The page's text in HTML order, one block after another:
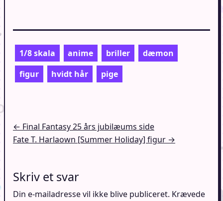
1/8 skala anime briller
dæmon
figur
hvidt hår pige
Indlægsnavigation
← Final Fantasy 25 års jubilæums side
Fate T. Harlaown [Summer Holiday] figur →
Skriv et svar
Din e-mailadresse vil ikke blive publiceret. Krævede